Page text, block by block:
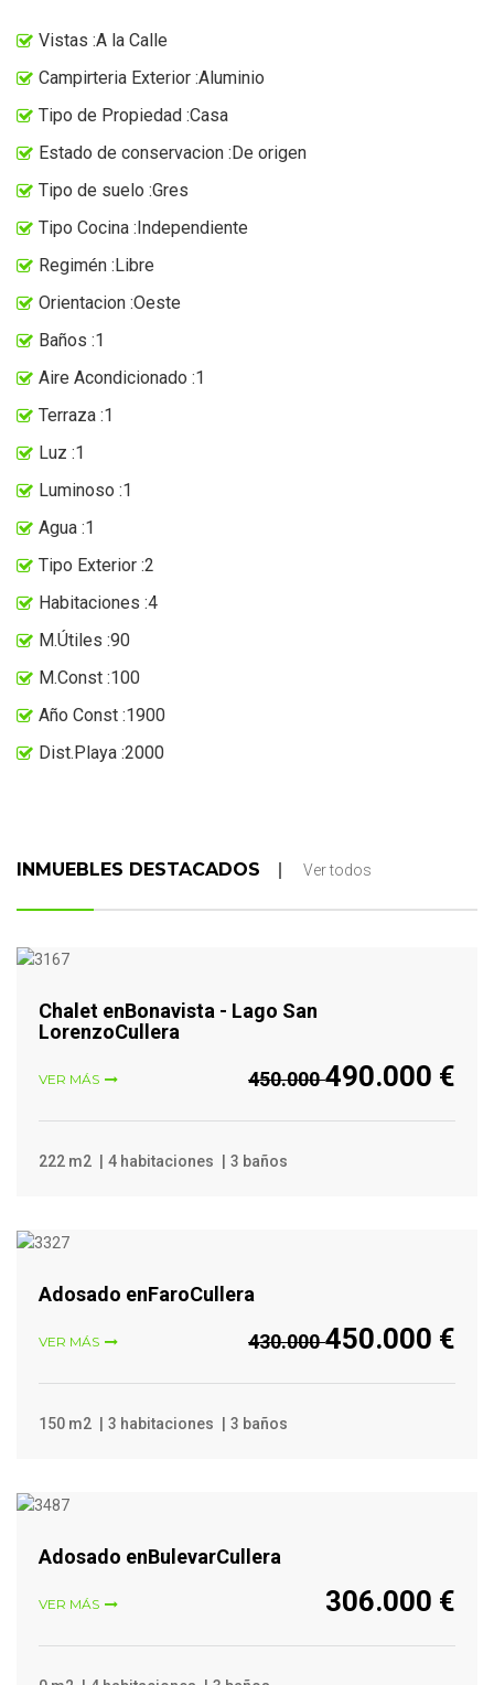
Vistas :A la Calle
Campirteria Exterior :Aluminio
Tipo de Propiedad :Casa
Estado de conservacion :De origen
Tipo de suelo :Gres
Tipo Cocina :Independiente
Regimén :Libre
Orientacion :Oeste
Baños :1
Aire Acondicionado :1
Terraza :1
Luz :1
Luminoso :1
Agua :1
Tipo Exterior :2
Habitaciones :4
M.Útiles :90
M.Const :100
Año Const :1900
Dist.Playa :2000
INMUEBLES DESTACADOS Ver todos
Chalet enBonavista - Lago San
LorenzoCullera
VER MÁS 450.000490.000 €
222 m2 4 habitaciones 3 baños
Adosado enFaroCullera
VER MÁS 430.000450.000 €
150 m2 3 habitaciones 3 baños
Adosado enBulevarCullera
VER MÁS 306.000 €